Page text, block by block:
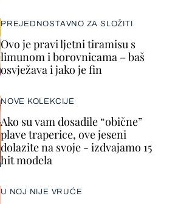
PREJEDNOSTAVNO ZA SLOŽITI
Ovo je pravi ljetni tiramisu s
limunom i borovnicama – baš
osvježava i jako je fin
NOVE KOLEKCIJE
Ako su vam dosadile “obične”
plave traperice, ove jeseni
dolazite na svoje - izdvajamo 15
hit modela
U NOJ NIJE VRUĆE